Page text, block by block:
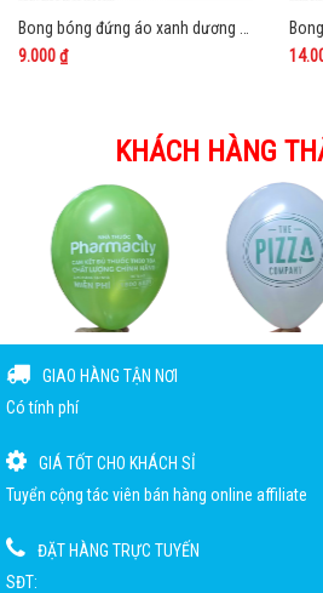
9.000 ₫
KHÁCH HÀNG
GIAO HÀNG TẬN NƠI
Có tính phí
GIÁ TỐT CHO KHÁCH SỈ
Tuyển cộng tác viên bán hàng online affiliate
ĐẶT HÀNG TRỰC TUYẾN
SĐT: